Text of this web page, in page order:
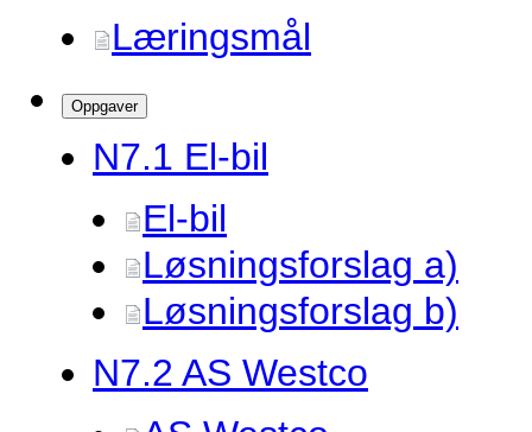
Læringsmål
Oppgaver
N7.1 El-bil
El-bil
Løsningsforslag a)
Løsningsforslag b)
N7.2 AS Westco